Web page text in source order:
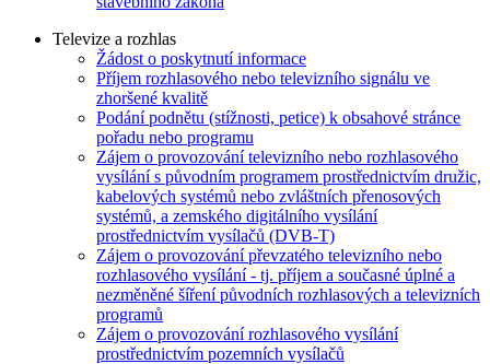
Televize a rozhlas
Žádost o poskytnutí informace
Příjem rozhlasového nebo televizního signálu ve
zhoršené kvalitě
Podání podnětu (stížnosti, petice) k obsahové stránce
pořadu nebo programu
Zájem o provozování televizního nebo rozhlasového
vysílání s původním programem prostřednictvím družic,
kabelových systémů nebo zvláštních přenosových
systémů, a zemského digitálního vysílání
prostřednictvím vysílačů (DVB-T)
Zájem o provozování převzatého televizního nebo
rozhlasového vysílání - tj. příjem a současné úplné a
nezměněné šíření původních rozhlasových a televizních
programů
Zájem o provozování rozhlasového vysílání
prostřednictvím pozemních vysílačů